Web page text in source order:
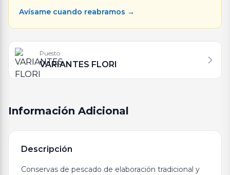
Avísame cuando reabramos →
Puesto
VARIANTES FLORI
Información Adicional
Descripción
Conservas de pescado de elaboración tradicional y